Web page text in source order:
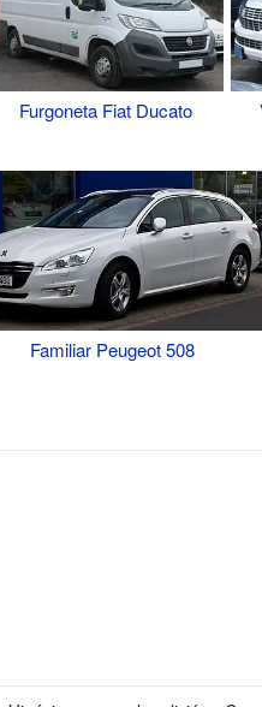
Furgoneta Fiat Ducato
Familiar Peugeot 508